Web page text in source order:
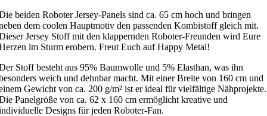
beiden Roboter Jersey-Panels sind ca. 65 cm hoch und bringen
dem coolen Hauptmotiv den passenden Kombistoff gleich mit.
Jersey Stoff mit den klappernden Roboter-Freunden wird Eure
im Sturm erobern. Freut Euch auf Happy Metal!
Stoff besteht aus 95% Baumwolle und 5% Elasthan, was ihn
weich und dehnbar macht. Mit einer Breite von 160 cm und
Gewicht von ca. 200 g/m² ist er ideal für vielfältige Nähprojekte.
Panelgröße von ca. 62 x 160 cm ermöglicht kreative und
Designs für jeden Roboter-Fan.